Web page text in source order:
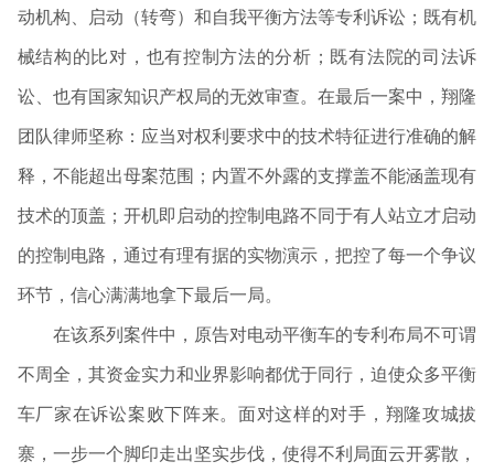
动机构、启动（转弯）和自我平衡方法等专利诉讼；既有机
械结构的比对，也有控制方法的分析；既有法院的司法诉
讼、也有国家知识产权局的无效审查。在最后一案中，翔隆
团队律师坚称：应当对权利要求中的技术特征进行准确的解
释，不能超出母案范围；内置不外露的支撑盖不能涵盖现有
技术的顶盖；开机即启动的控制电路不同于有人站立才启动
的控制电路，通过有理有据的实物演示，把控了每一个争议
环节，信心满满地拿下最后一局。
在该系列案件中，原告对电动平衡车的专利布局不可谓
不周全，其资金实力和业界影响都优于同行，迫使众多平衡
车厂家在诉讼案败下阵来。面对这样的对手，翔隆攻城拔
寨，一步一个脚印走出坚实步伐，使得不利局面云开雾散，